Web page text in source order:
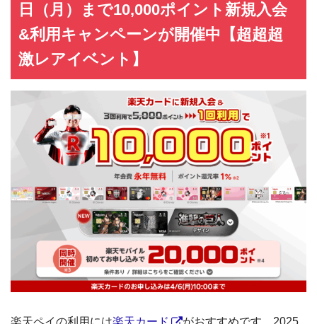
日（月）まで10,000ポイント新規入会
&利用キャンペーンが開催中【超超超
激レアイベント】
楽天ペイの利用には楽天カード がおすすめです。2025